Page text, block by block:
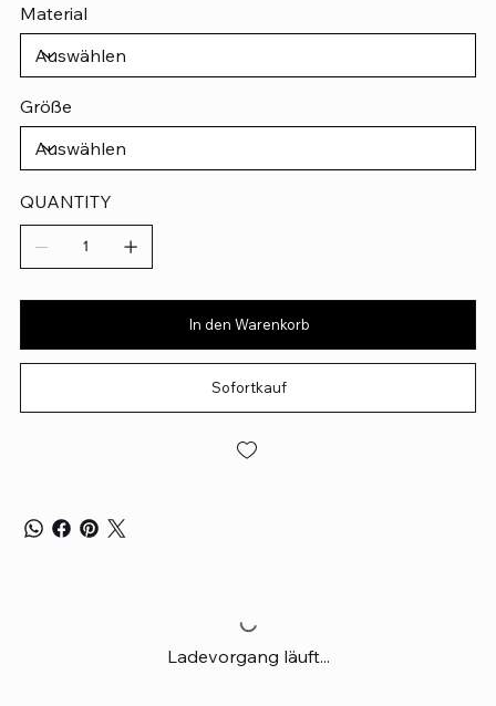
Material
Größe
QUANTITY
In den Warenkorb
Sofortkauf
Ladevorgang läuft...